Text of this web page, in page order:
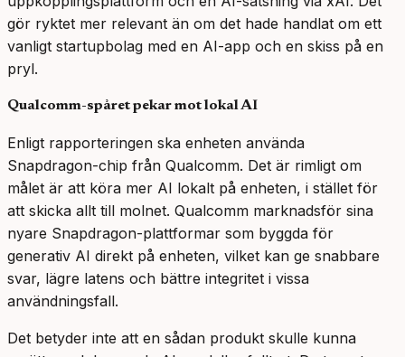
gör ryktet mer relevant än om det hade handlat om ett
vanligt startupbolag med en AI-app och en skiss på en
pryl.
Qualcomm-spåret pekar mot lokal AI
Enligt rapporteringen ska enheten använda
Snapdragon-chip från Qualcomm. Det är rimligt om
målet är att köra mer AI lokalt på enheten, i stället för
att skicka allt till molnet. Qualcomm marknadsför sina
nyare Snapdragon-plattformar som byggda för
generativ AI direkt på enheten, vilket kan ge snabbare
svar, lägre latens och bättre integritet i vissa
användningsfall.
Det betyder inte att en sådan produkt skulle kunna